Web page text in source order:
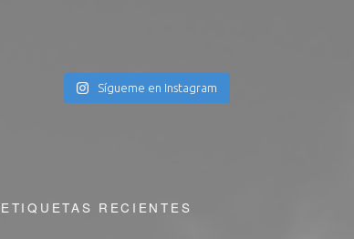
Sígueme en Instagram
ETIQUETAS RECIENTES